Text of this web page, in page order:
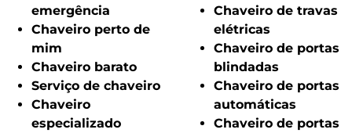
emergência
Chaveiro perto de
mim
Chaveiro barato
Serviço de chaveiro
Chaveiro
especializado
Chaveiro de travas
elétricas
Chaveiro de portas
blindadas
Chaveiro de portas
automáticas
Chaveiro de portas